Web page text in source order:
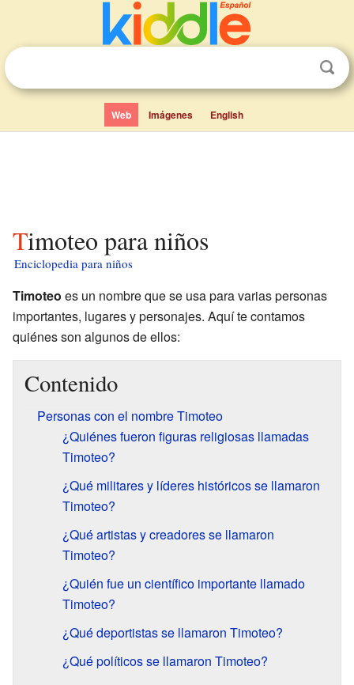
Web Imágenes English
Timoteo para niños
Enciclopedia para niños
Timoteo es un nombre que se usa para varias personas
importantes, lugares y personajes. Aquí te contamos
quiénes son algunos de ellos:
Contenido
Personas con el nombre Timoteo
¿Quiénes fueron figuras religiosas llamadas
Timoteo?
¿Qué militares y líderes históricos se llamaron
Timoteo?
¿Qué artistas y creadores se llamaron
Timoteo?
¿Quién fue un científico importante llamado
Timoteo?
¿Qué deportistas se llamaron Timoteo?
¿Qué políticos se llamaron Timoteo?